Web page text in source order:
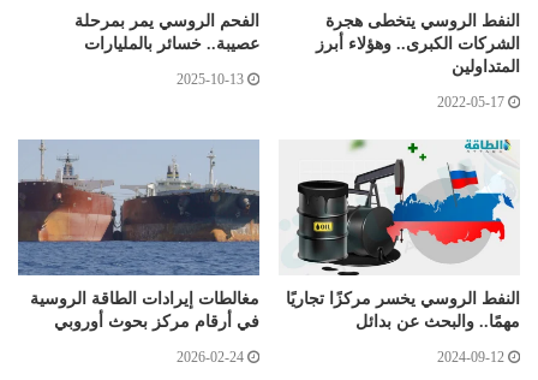
النفط الروسي يتخطى هجرة
الشركات الكبرى.. وهؤلاء أبرز
المتداولين
2022-05-17
الفحم الروسي يمر بمرحلة
عصيبة.. خسائر بالمليارات
2025-10-13
النفط الروسي يخسر مركزًا تجاريًا
مهمًا.. والبحث عن بدائل
2024-09-12
مغالطات إيرادات الطاقة الروسية
في أرقام مركز بحوث أوروبي
2026-02-24